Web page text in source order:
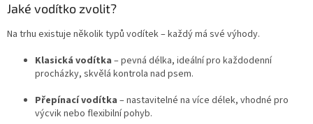
Jaké vodítko zvolit?
Na trhu existuje několik typů vodítek – každý má své výhody.
Klasická vodítka – pevná délka, ideální pro každodenní
procházky, skvělá kontrola nad psem.
Přepínací vodítka – nastavitelné na více délek, vhodné pro
výcvik nebo flexibilní pohyb.